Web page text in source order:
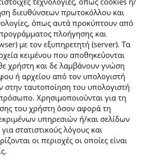
διευθύνσεων πρωτοκόλλου και
όπως αυτά προκύπτουν από
πλοήγησης και
με τον εξυπηρετητή (server). Τα
κειμένου που αποθηκεύονται
χρήστη και δε λαμβάνουν γνώση
ή αρχείου από τον υπολογιστή
στην ταυτοποίηση του υπολογιστή
Χρησιμοποιούνται για τη
του χρήστη όσον αφορά τη
υπηρεσιών ή/και σελίδων
στατιστικούς λόγους και
οι περιοχές οι οποίες είναι